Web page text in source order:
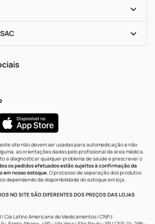
19
1687
site não devem ser usadas para automedicação e não
as orientações dadas pelo profissional da área médica.
a diagnosticar qualquer problema de saúde e prescrever o
os pedidos efetuados estão sujeitos à confirmação da
em nosso estoque.O processo de separação dos produtos
dependendo da disponibilidade do estoque em loja.
NO SITE SÃO DIFERENTES DOS PREÇOS DAS LOJAS
| Cia Latino Americana de Medicamentos | CNPJ: